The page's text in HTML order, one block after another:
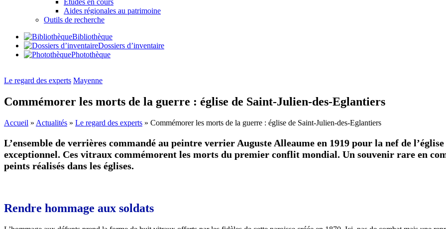
Études en cours
Aides régionales au patrimoine
Outils de recherche
Bibliothèque
Dossiers d’inventaire
Photothèque
Le regard des experts Mayenne
Commémorer les morts de la guerre : église de Saint-Julien-des-Eglantiers
Accueil » Actualités » Le regard des experts » Commémorer les morts de la guerre : église de Saint-Julien-des-Eglantiers
L’ensemble de verrières commandé au peintre verrier Auguste Alleaume en 1919 pour la nef de
exceptionnel. Ces vitraux commémorent les morts du premier conflit mondial. Un souvenir rare en
peints réalisés dans les églises.
Rendre hommage aux soldats